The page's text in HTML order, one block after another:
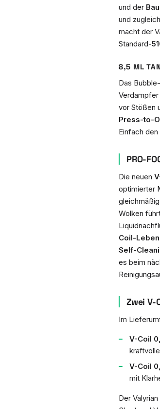
und der
und
macht der
Standard-
8,5 ML
Das
vor Stößen
Press-to-
Einfach
PRO-
Die neuen
optimierter
Wolken
Coil-
Self-
es beim
Zwei
Im
V-Coil
V-Coil
mit
Der